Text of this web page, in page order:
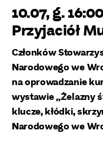
10.07, g.
Przyjaciół
Członków
Narodowego we
na oprowadzanie
wystawie„Żelazny
klucze, kłódki,
Narodowego we